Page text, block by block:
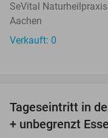
SeVital Naturheilpraxis
Aachen
Verkauft: 0
Tageseintritt in
+ unbegrenzt